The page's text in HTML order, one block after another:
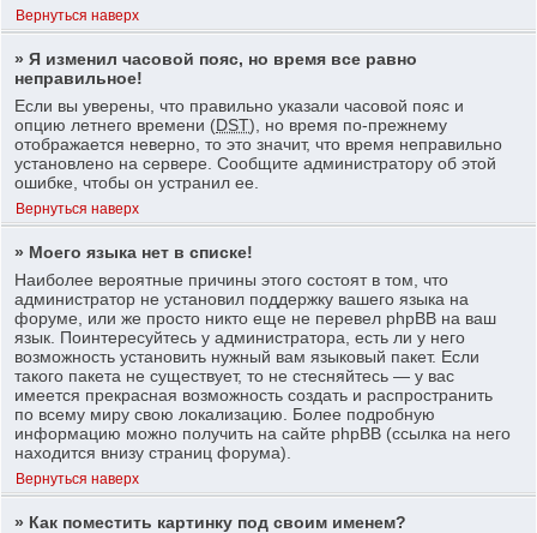
Вернуться наверх
» Я изменил часовой пояс, но время все равно
неправильное!
Если вы уверены, что правильно указали часовой пояс и
опцию летнего времени (DST), но время по-прежнему
отображается неверно, то это значит, что время неправильно
установлено на сервере. Сообщите администратору об этой
ошибке, чтобы он устранил ее.
Вернуться наверх
» Моего языка нет в списке!
Наиболее вероятные причины этого состоят в том, что
администратор не установил поддержку вашего языка на
форуме, или же просто никто еще не перевел phpBB на ваш
язык. Поинтересуйтесь у администратора, есть ли у него
возможность установить нужный вам языковый пакет. Если
такого пакета не существует, то не стесняйтесь — у вас
имеется прекрасная возможность создать и распространить
по всему миру свою локализацию. Более подробную
информацию можно получить на сайте phpBB (ссылка на него
находится внизу страниц форума).
Вернуться наверх
» Как поместить картинку под своим именем?